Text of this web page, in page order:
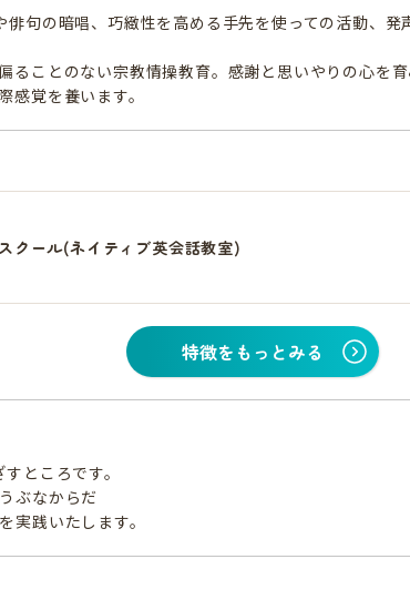
俳句の暗唱、巧緻性を高める手先を使っての活動、
ることのない宗教情操教育。感謝と思いやりの心を育
感覚を養います。
クール(ネイティブ英会話教室)
特徴をもっとみる
ところです。
ぶなからだ
実践いたします。